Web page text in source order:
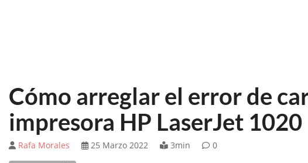
Cómo arreglar el error de
impresora HP LaserJet 1020
Rafa Morales 25 Marzo 2022 3min 0